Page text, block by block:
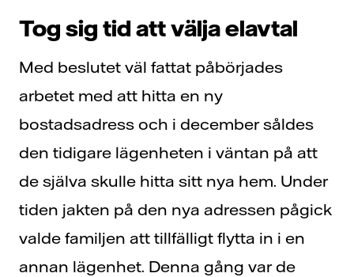
Tog sig tid att välja elavtal
Med beslutet väl fattat påbörjades
arbetet med att hitta en ny
bostadsadress och i december såldes
den tidigare lägenheten i väntan på att
de själva skulle hitta sitt nya hem. Under
tiden jakten på den nya adressen pågick
valde familjen att tillfälligt flytta in i en
annan lägenhet. Denna gång var de